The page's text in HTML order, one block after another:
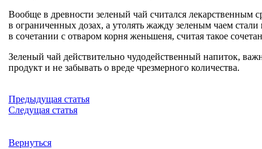
Вообще в древности зеленый чай считался лекарственным
в ограниченных дозах, а утолять жажду зеленым чаем
в сочетании с отваром корня женьшеня, считая такое
Зеленый чай действительно чудодейственный напиток,
продукт и не забывать о вреде чрезмерного количества.
Предыдущая статья
Следущая статья
Вернуться